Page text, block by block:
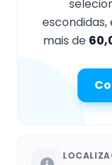
mais de